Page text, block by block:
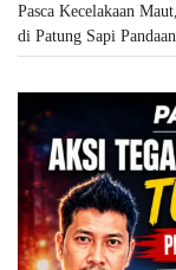
Pasca Kecelakaan
di Patung Sapi Pandaan